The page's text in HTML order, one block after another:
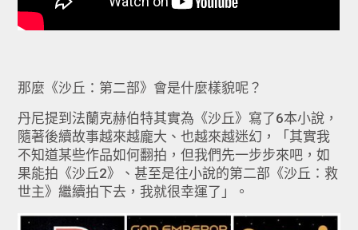
那麼《沙丘：第二部》會是什麼樣貌呢？
丹尼提到法蘭克赫伯特其實為《沙丘》寫了6本小說，
隨著後續故事越來越龐大、也越來越迷幻，「其實我
不知道某些作品如何翻拍，但我們先一步步來吧，如
果能拍《沙丘2》、甚至是往小說的第二部《沙丘：救
世主》繼續拍下去，我就很幸運了」。